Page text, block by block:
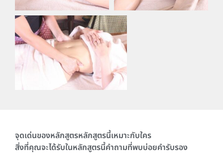
จุดเด่นของหลักสูตรหลักสูตรนี้เหมาะกับใคร
สิ่งที่คุณจะได้รับในหลักสูตรนี้คำถามที่พบบ่อยคำรับรอง